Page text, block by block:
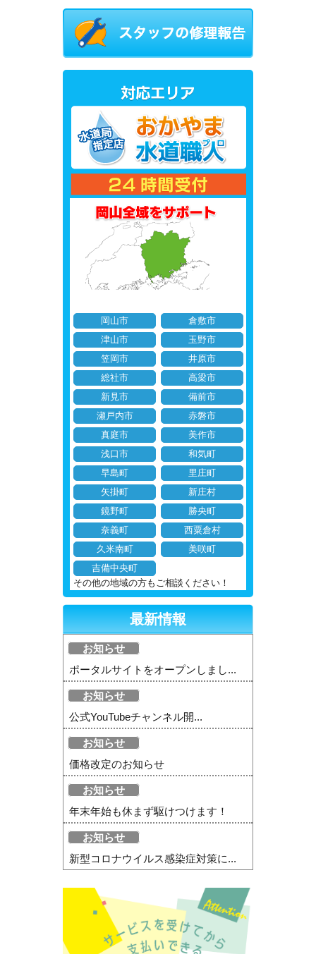
岡山市
倉敷市
津山市
玉野市
笠岡市
井原市
総社市
高梁市
新見市
備前市
瀬戸内市
赤磐市
真庭市
美作市
浅口市
和気町
早島町
里庄町
矢掛町
新庄村
鏡野町
勝央町
奈義町
西粟倉村
久米南町
美咲町
吉備中央町
その他の地域の方もご相談ください！
最新情報
お知らせ
ポータルサイトをオープンしまし...
お知らせ
公式YouTubeチャンネル開...
お知らせ
価格改定のお知らせ
お知らせ
年末年始も休まず駆けつけます！
お知らせ
新型コロナウイルス感染症対策に...